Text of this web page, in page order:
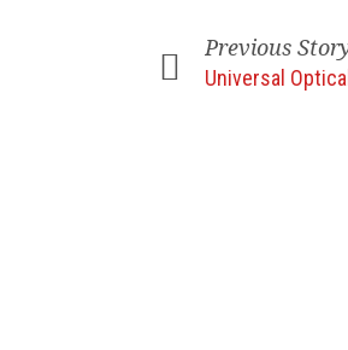
Previous
Universal